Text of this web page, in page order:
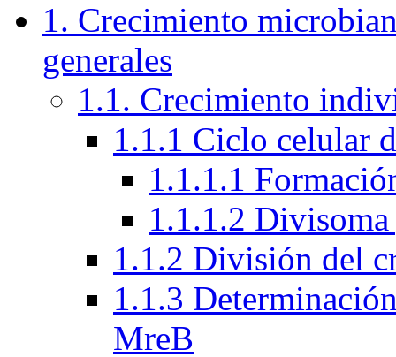
1. Crecimiento
generales
1.1. Crecimiento
1.1.1 Ciclo celular
1.1.1.1
1.1.1.2
1.1.2 División del
1.1.3
MreB